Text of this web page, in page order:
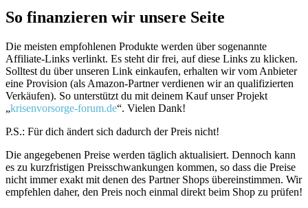
So finanzieren wir unsere Seite
Die meisten empfohlenen Produkte werden über sogenannte
Affiliate-Links verlinkt. Es steht dir frei, auf diese Links zu klicken.
Solltest du über unseren Link einkaufen, erhalten wir vom Anbieter
eine Provision (als Amazon-Partner verdienen wir an qualifizierten
Verkäufen). So unterstützt du mit deinem Kauf unser Projekt
„krisenvorsorge-forum.de“. Vielen Dank!
P.S.: Für dich ändert sich dadurch der Preis nicht!
Die angegebenen Preise werden täglich aktualisiert. Dennoch kann
es zu kurzfristigen Preisschwankungen kommen, so dass die Preise
nicht immer exakt mit denen des Partner Shops übereinstimmen. Wir
empfehlen daher, den Preis noch einmal direkt beim Shop zu prüfen!